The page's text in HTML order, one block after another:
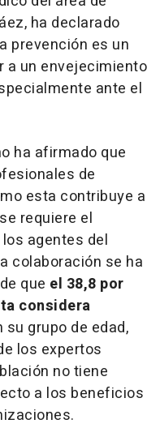
ha declarado
prevención es un
a un envejecimiento
ante el
ha afirmado que
de
esta contribuye a
requiere el
agentes del
colaboración se ha
que el 38,8 por
considera
su grupo de edad,
los expertos
no tiene
a los beneficios